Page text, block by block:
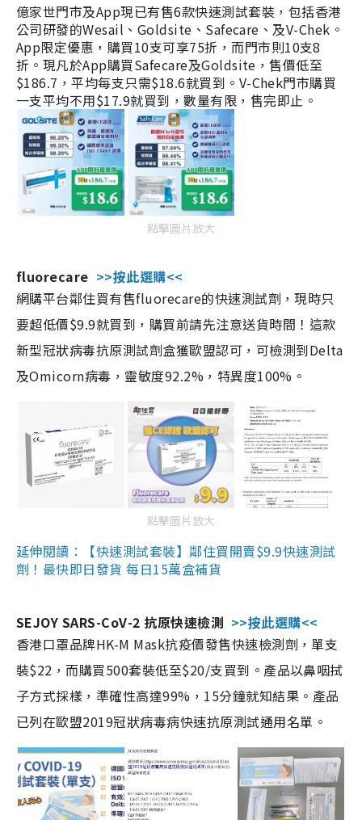
億家世門市及App現已有售6款快速測試套裝，包括香港
公司研發的Wesail、Goldsite、Safecare、及V-Chek。
App限定優惠，購買10支可享75折，而門市則10支8
折。現凡於App購買Safecare及Goldsite，售價低至
$186.7，平均每支只需$18.6就買到。V-Chek門市購買
一支平均不用$17.9就買到，數量有限，售完即止。
點擊圖片放大
fluorecare >>按此選購<<
網購平台鄰住買有售fluorecare的快速測試劑，現時只
要超低價$9.9就買到，購買前請先注意送貨時間！這款
新型冠狀病毒抗原測試劑盒獲歐盟認可，可檢測到Delta
及Omicorn病毒，靈敏度92.2%，特異度100%。
點擊圖片放大
延伸閱讀：【快速測試套裝】鄰住買開賣$9.9快速測試
劑！最快即日發貨 每日15萬盒補貨
SEJOY SARS-CoV-2 抗原快速檢測 >>按此選購<<
香港口罩品牌HK-M Mask抗疫價發售快速檢測劑，單支
裝$22，而購買500套裝低至$20/支買到。產品以鼻咽拭
子方式採樣，準確性高達99%，15分鐘就知結果。產品
已列在歐盟2019冠狀病毒病快速抗原測試通用名單。